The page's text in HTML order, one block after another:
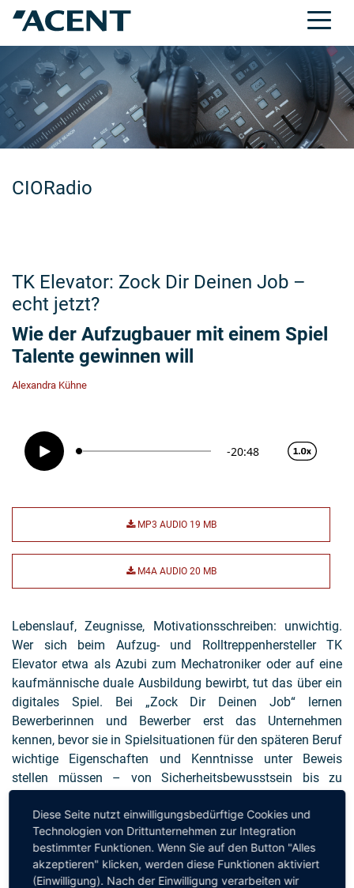
CIORadio
TK Elevator: Zock Dir Deinen Job –
echt jetzt?
Wie der Aufzugbauer mit einem Spiel
Talente gewinnen will
Alexandra Kühne
MP3 AUDIO 19 MB
M4A AUDIO 20 MB
Lebenslauf, Zeugnisse, Motivationsschreiben: unwichtig.
Wer sich beim Aufzug- und Rolltreppenhersteller TK
Elevator etwa als Azubi zum Mechatroniker oder auf eine
kaufmännische duale Ausbildung bewirbt, tut das über ein
digitales Spiel. Bei „Zock Dir Deinen Job“ lernen
Bewerberinnen und Bewerber erst das Unternehmen
kennen, bevor sie in Spielsituationen für den späteren Beruf
wichtige Eigenschaften und Kenntnisse unter Beweis
stellen müssen – von Sicherheitsbewusstsein bis zu
Noten, sagt Alexandra Kühne, Expertin Employer Branding
bei TK Elevator. Gamification helfe Unternehmen, den
Einstellungsprozess zu beschleunigen, versteckte Talente
zu entdecken und attraktiver für junge Leute zu werden.
Diese Seite nutzt einwilligungsbedürftige Cookies und
Technologien von Drittunternehmen zur Integration
bestimmter Funktionen. Wenn Sie auf den Button "Alles
akzeptieren" klicken, werden diese Funktionen aktiviert
(Einwilligung). Nach der Einwilligung verarbeiten wir